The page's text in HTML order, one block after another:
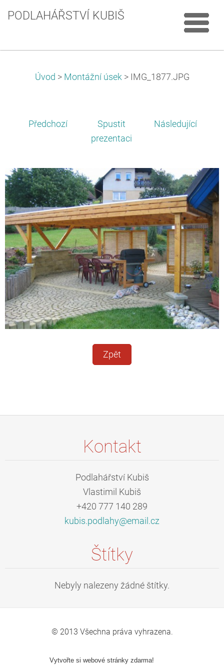
PODLAHÁŘSTVÍ KUBIŠ
Úvod > Montážní úsek > IMG_1877.JPG
Předchozí
Spustit
prezentaci
Následující
Zpět
Kontakt
Podlahářství Kubiš
Vlastimil Kubiš
+420 777 140 289
kubis.podlahy@email.cz
Štítky
Nebyly nalezeny žádné štítky.
© 2013 Všechna práva vyhrazena.
Vytvořte si webové stránky zdarma!